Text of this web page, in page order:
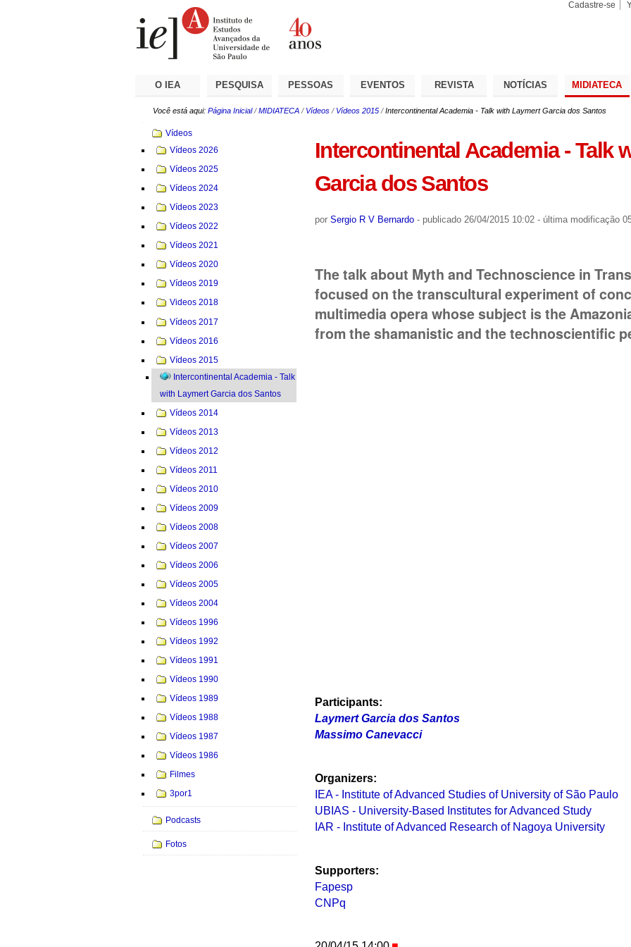
Cadastre-se
O IEA PESQUISA PESSOAS EVENTOS REVISTA NOTÍCIAS MIDIATECA
Você está aqui: Página Inicial /MIDIATECA / Vídeos / Vídeos 2015 /Intercontinental Academia - Talk with Laymert Garcia dos Santos
Intercontinental Academia - Talk
Garcia dos Santos
por Sergio R V Bernardo - publicado26/04/2015 10:02 - última modificação
The talk about Myth and Technoscience in
focused on the transcultural experiment of
multimedia opera whose subject is the
from the shamanistic and the technoscientific
Participants:
Laymert Garcia dos Santos
Massimo Canevacci
Organizers:
IEA - Institute of Advanced Studies of University of São Paulo
UBIAS - University-Based Institutes for Advanced Study
IAR - Institute of Advanced Research of Nagoya University
Supporters:
Fapesp
CNPq
Navegação
Vídeos
Vídeos 2026
Vídeos 2025
Vídeos 2024
Vídeos 2023
Vídeos 2022
Vídeos 2021
Vídeos 2020
Vídeos 2019
Videos 2018
Vídeos 2017
Vídeos 2016
Vídeos 2015
Intercontinental Academia - Talk
with Laymert Garcia dos Santos
Vídeos 2014
Vídeos 2013
Vídeos 2012
Vídeos 2011
Vídeos 2010
Vídeos 2009
Vídeos 2008
Vídeos 2007
Vídeos 2006
Vídeos 2005
Vídeos 2004
Vídeos 1996
Vídeos 1992
Vídeos 1991
Vídeos 1990
Vídeos 1989
Vídeos 1988
Vídeos 1987
Vídeos 1986
Filmes
3por1
Podcasts
Fotos